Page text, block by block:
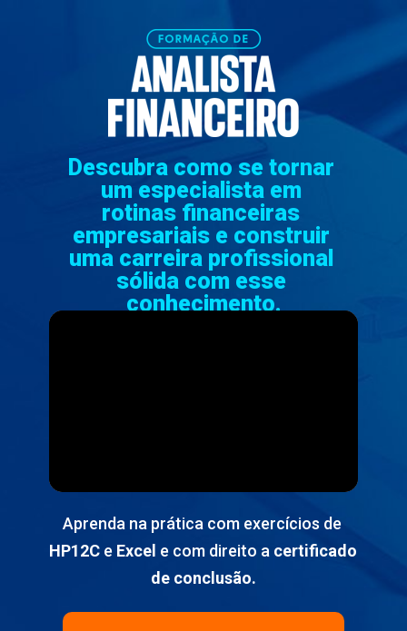
HP12C e Excel e com direito a certificado
de conclusão.
Descubra como se tornar
um especialista em
rotinas financeiras
empresariais e construir
uma carreira profissional
sólida com esse
conhecimento.